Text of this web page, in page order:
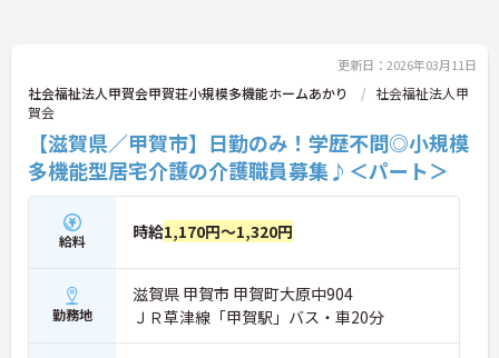
更新日：2026年03月11日
社会福祉法人甲賀会甲賀荘小規模多機能ホームあかり
社会福祉法人甲
賀会
【滋賀県／甲賀市】日勤のみ！学歴不問◎小規模
多機能型居宅介護の介護職員募集♪＜パート＞
給料 時給1,170円～1,320円
勤務地
滋賀県 甲賀市 甲賀町大原中904
ＪＲ草津線「甲賀駅」バス・車20分